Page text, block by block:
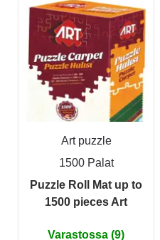
Art puzzle
1500 Palat
Puzzle Roll Mat up to
1500 pieces Art
Varastossa (9)